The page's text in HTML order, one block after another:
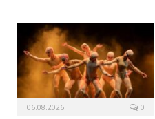
06.08.2026 0